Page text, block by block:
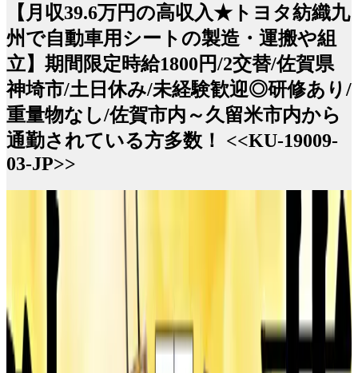
【月収39.6万円の高収入★トヨタ紡織九
州で自動車用シートの製造・運搬や組
立】期間限定時給1800円/2交替/佐賀県
神埼市/土日休み/未経験歓迎◎研修あり/
重量物なし/佐賀市内～久留米市内から
通勤されている方多数！ <<KU-19009-
03-JP>>